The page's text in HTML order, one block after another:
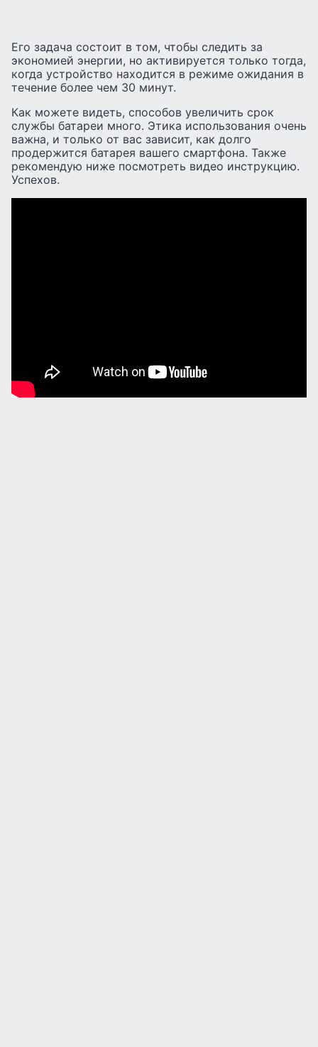
Его задача состоит в том, чтобы следить за
экономией энергии, но активируется только тогда,
когда устройство находится в режиме ожидания в
течение более чем 30 минут.
Как можете видеть, способов увеличить срок
службы батареи много. Этика использования очень
важна, и только от вас зависит, как долго
продержится батарея вашего смартфона. Также
рекомендую ниже посмотреть видео инструкцию.
Успехов.